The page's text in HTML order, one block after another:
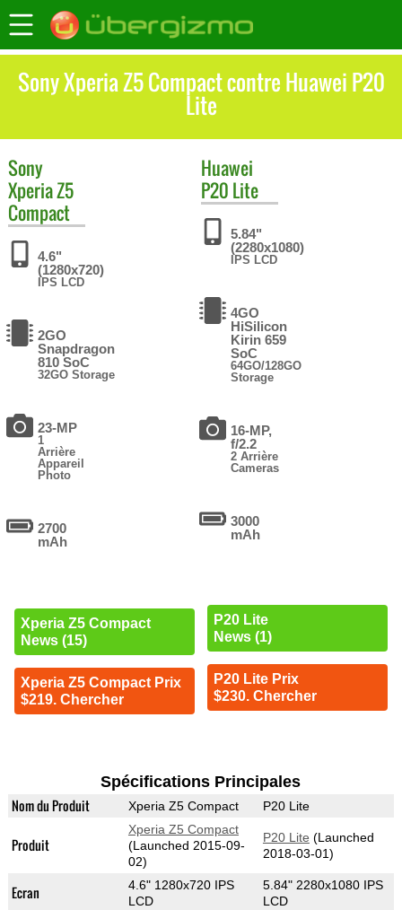
Sony Xperia Z5 Compact contre Huawei P20
Lite
Sony
Xperia Z5
Compact
4.6"
(1280x720)
IPS LCD
2GO
Snapdragon
810 SoC
32GO Storage
23-MP
1
Arrière
Appareil
Photo
2700
mAh
Xperia Z5 Compact
News (15)
Xperia Z5 Compact Prix
$219. Chercher
Huawei
P20 Lite
5.84"
(2280x1080)
IPS LCD
4GO
HiSilicon
Kirin 659
SoC
64GO/128GO
Storage
16-MP,
f/2.2
2 Arrière
Cameras
3000
mAh
P20 Lite
News (1)
P20 Lite Prix
$230. Chercher
Spécifications Principales
Nom du Produit Xperia Z5 Compact P20 Lite
Produit
Xperia Z5 Compact
(Launched 2015-09-
02)
P20 Lite (Launched
2018-03-01)
Ecran
4.6" 1280x720 IPS
LCD
5.84" 2280x1080 IPS
LCD